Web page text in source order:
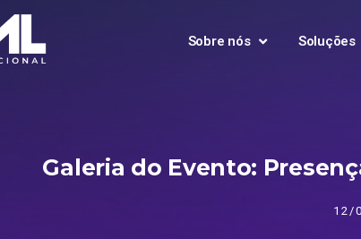
Sobre nós Soluções
Galeria do Evento:
12/